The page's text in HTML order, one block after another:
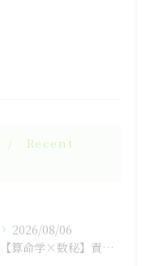
Recent
2026/08/06
【算命学×数秘】責任感に潰されそうな「孤高の王」のあなたへ